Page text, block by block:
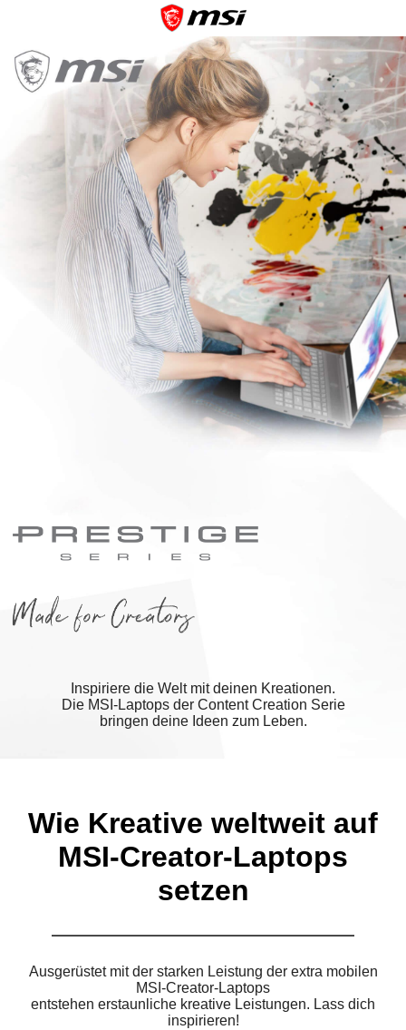
Inspiriere die Welt mit deinen Kreationen.
Die MSI-Laptops der Content Creation Serie
bringen deine Ideen zum Leben.
Wie Kreative weltweit auf
MSI-Creator-Laptops
setzen
Ausgerüstet mit der starken Leistung der extra mobilen
MSI-Creator-Laptops
entstehen erstaunliche kreative Leistungen. Lass dich
inspirieren!